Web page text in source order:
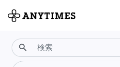
search